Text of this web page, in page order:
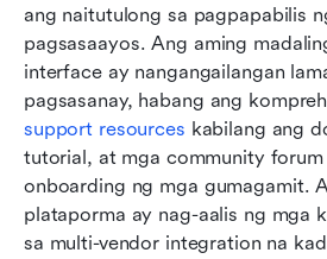
ang naitutulong sa pagpapabilis
pagsasaayos. Ang aming
interface ay nangangailangan
pagsasanay, habang ang
support resources kabilang ang
tutorial, at mga community
onboarding ng mga gumagamit.
plataporma ay nag-aalis ng mga
sa multi-vendor integration na